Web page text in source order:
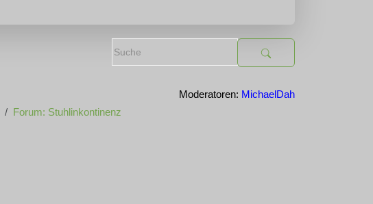
Moderatoren: MichaelDah
Forum: Stuhlinkontinenz